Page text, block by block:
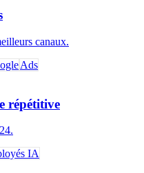
canaux.
Ads
répétitive
IA